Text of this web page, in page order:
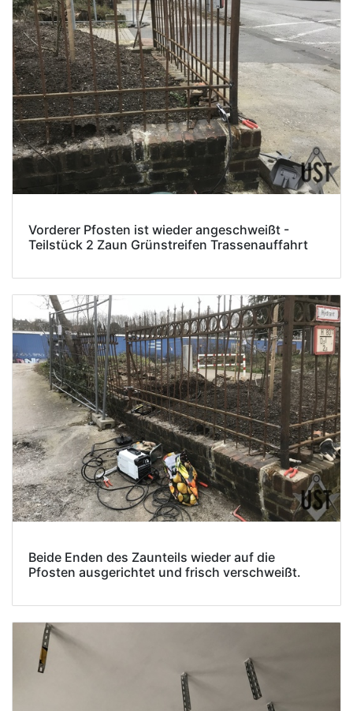
Vorderer Pfosten ist wieder angeschweißt -
Teilstück 2 Zaun Grünstreifen Trassenauffahrt
Beide Enden des Zaunteils wieder auf die
Pfosten ausgerichtet und frisch verschweißt.